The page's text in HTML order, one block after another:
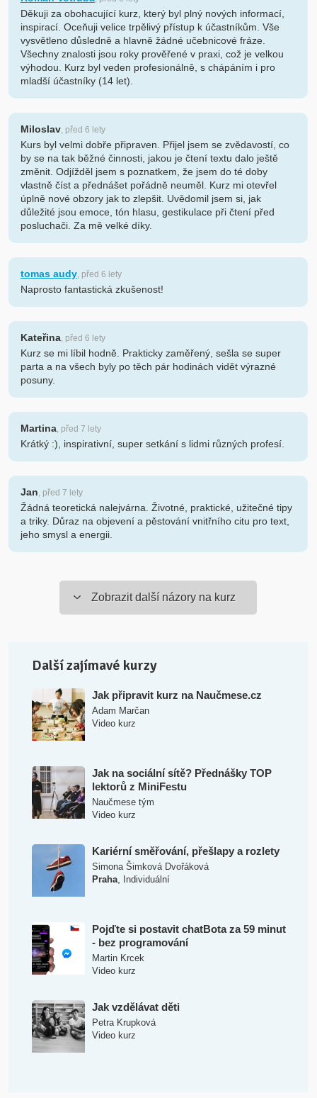
Děkuji za obohacující kurz, který byl plný nových informací,
inspirací. Oceňuji velice trpělivý přístup k účastníkům. Vše
vysvětleno důsledně a hlavně žádné učebnicové fráze.
Všechny znalosti jsou roky prověřené v praxi, což je velkou
výhodou. Kurz byl veden profesionálně, s chápáním i pro
mladší účastníky (14 let).
Miloslav, před 6 lety
Kurs byl velmi dobře připraven. Přijel jsem se zvědavostí, co
by se na tak běžné činnosti, jakou je čtení textu dalo ještě
změnit. Odjížděl jsem s poznatkem, že jsem do té doby
vlastně číst a přednášet pořádně neuměl. Kurz mi otevřel
úplně nové obzory jak to zlepšit. Uvědomil jsem si, jak
důležité jsou emoce, tón hlasu, gestikulace při čtení před
posluchači. Za mě velké díky.
tomas audy, před 6 lety
Naprosto fantastická zkušenost!
Kateřina, před 6 lety
Kurz se mi líbil hodně. Prakticky zaměřený, sešla se super
parta a na všech byly po těch pár hodinách vidět výrazné
posuny.
Martina, před 7 lety
Krátký :), inspirativní, super setkání s lidmi různých profesí.
Jan, před 7 lety
Žádná teoretická nalejvárna. Životné, praktické, užitečné tipy
a triky. Důraz na objevení a pěstování vnitřního citu pro text,
jeho smysl a energii.
Zobrazit další názory na kurz
Další zajímavé kurzy
Jak připravit kurz na Naučmese.cz
Adam Marčan
Video kurz
Jak na sociální sítě? Přednášky TOP
lektorů z MiniFestu
Naučmese tým
Video kurz
Kariérní směřování, přešlapy a rozlety
Simona Šimková Dvořáková
Praha, Individuální
Pojďte si postavit chatBota za 59 minut
- bez programování
Martin Krcek
Video kurz
Jak vzdělávat děti
Petra Krupková
Video kurz